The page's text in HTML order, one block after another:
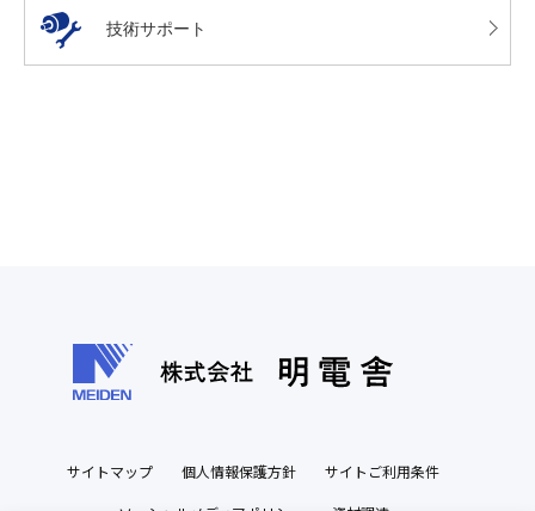
技術サポート
サイトマップ 個人情報保護方針 サイトご利用条件